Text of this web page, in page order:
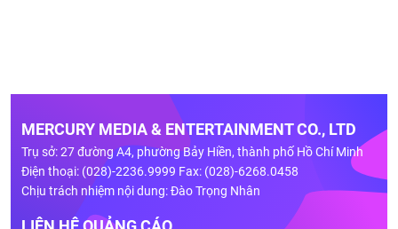
MERCURY MEDIA & ENTERTAINMENT CO., LTD
Trụ sở: 27 đường A4, phường Bảy Hiền, thành phố Hồ Chí Minh
Điện thoại: (028)-2236.9999 Fax: (028)-6268.0458
Chịu trách nhiệm nội dung: Đào Trọng Nhân